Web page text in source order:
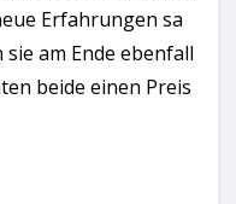
Erfahrungen sa
am Ende ebenfall
beide einen Preis